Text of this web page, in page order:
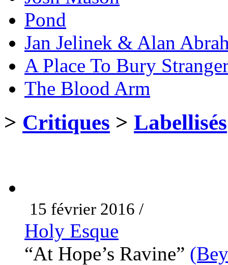
Pond
Jan Jelinek & Alan
A Place To Bury
The Blood Arm
> Critiques > Labellisés
15 février 2016 /
Holy Esque
“At Hope’s Ravine”